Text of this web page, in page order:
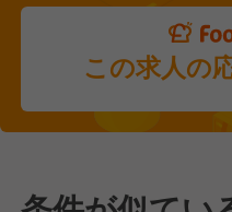
この求人の